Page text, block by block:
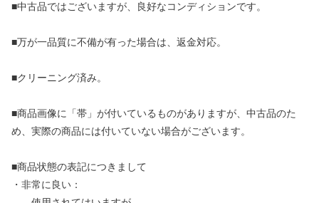
■中古品ではございますが、良好なコンディションです。
■万が一品質に不備が有った場合は、返金対応。
■クリーニング済み。
■商品画像に「帯」が付いているものがありますが、中古品のた
め、実際の商品には付いていない場合がございます。
■商品状態の表記につきまして
・非常に良い：